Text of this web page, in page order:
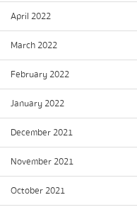
April 2022
March 2022
February 2022
January 2022
December 2021
November 2021
October 2021